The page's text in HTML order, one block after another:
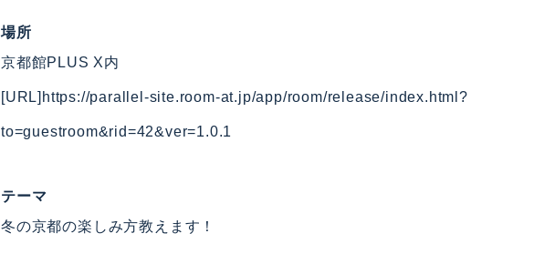
場所
京都館PLUS X内
[URL] https://parallel-site.room-at.jp/app/room/release/index.html?
to=guestroom&rid=42&ver=1.0.1
テーマ
冬の京都の楽しみ方教えます！